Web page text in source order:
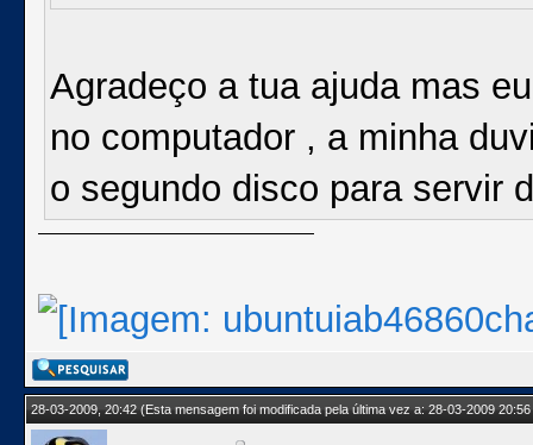
Agradeço a tua ajuda mas
no computador , a minha
o segundo disco para servir
28-03-2009, 20:42(Esta mensagem foi modificada pela última vez a: 28-03-2009